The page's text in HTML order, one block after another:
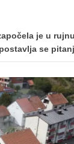
je u
se